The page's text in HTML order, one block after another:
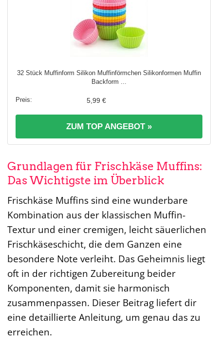
32 Stück Muffinform Silikon Muffinförmchen Silikonformen Muffin
Backform ...
5,99 €
ZUM TOP ANGEBOT »
Grundlagen für Frischkäse Muffins:
Das Wichtigste im Überblick
Frischkäse Muffins sind eine wunderbare
Kombination aus der klassischen Muffin-
Textur und einer cremigen, leicht säuerlichen
Frischkäseschicht, die dem Ganzen eine
besondere Note verleiht. Das Geheimnis liegt
oft in der richtigen Zubereitung beider
Komponenten, damit sie harmonisch
zusammenpassen. Dieser Beitrag liefert dir
eine detaillierte Anleitung, um genau das zu
erreichen.